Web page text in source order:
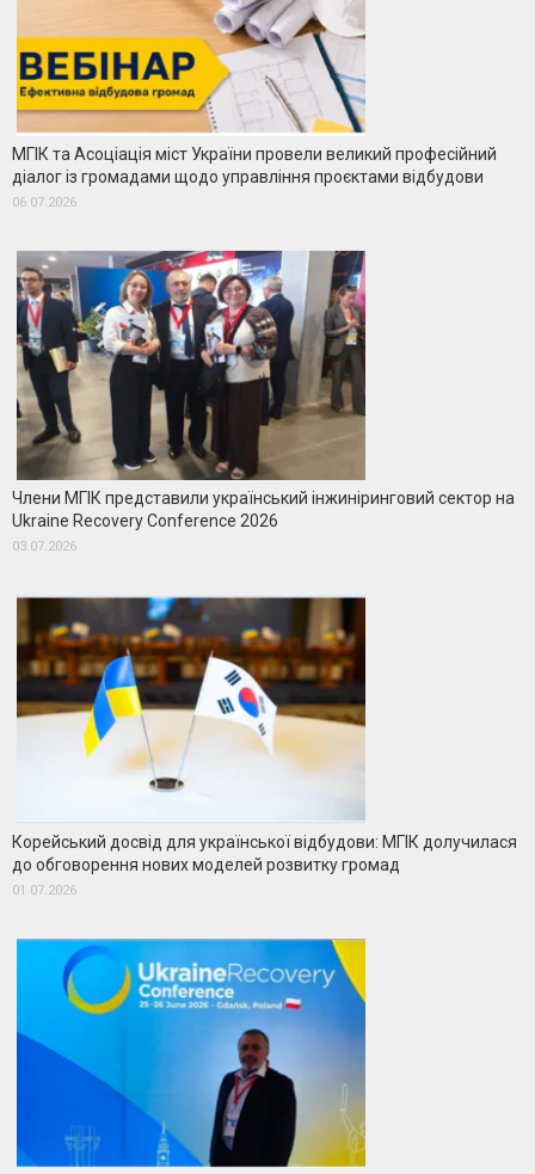
МГІК та Асоціація міст України провели великий професійний
діалог із громадами щодо управління проєктами відбудови
06.07.2026
Члени МГІК представили український інжиніринговий сектор на
Ukraine Recovery Conference 2026
03.07.2026
Корейський досвід для української відбудови: МГІК долучилася
до обговорення нових моделей розвитку громад
01.07.2026